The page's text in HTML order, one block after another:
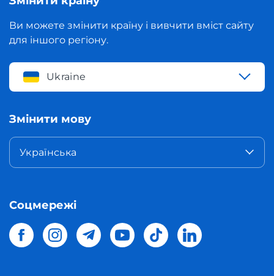
Ви можете змінити країну і вивчити вміст сайту
для іншого регіону.
Ukraine
Змінити мову
Українська
Соцмережі